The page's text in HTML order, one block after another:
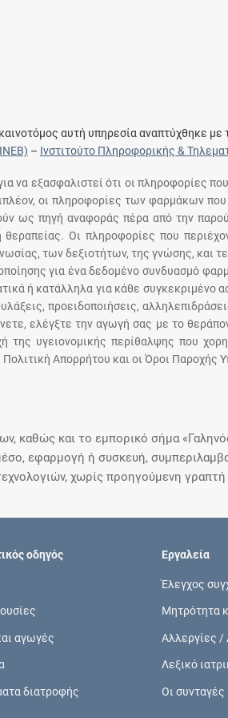
αυτή υπηρεσία αναπτύχθηκε με
– Ινστιτούτο Πληροφορικής &
να εξασφαλιστεί ότι οι πληροφορίες
οι πληροφορίες των φαρμάκων
ως πηγή αναφοράς πέρα από την
Οι πληροφορίες που
των δεξιοτήτων, της γνώσης, και
για ένα δεδομένο συνδυασμό
ή κατάλληλα για κάθε συγκεκριμένο
προειδοποιήσεις,
ελέγξτε την αγωγή σας με το
της υγειονομικής περίθαλψης που
Απορρήτου και οι Όροι Παροχής
καθώς και το εμπορικό σήμα
εφαρμογή ή συσκευή,
χωρίς προηγούμενη γραπτή
οδηγός
αγωγές
διατροφής
Εργαλεία
Έλεγχος
Μητρότητα
Αλλεργίες /
Λεξικό
Οι συνταγές